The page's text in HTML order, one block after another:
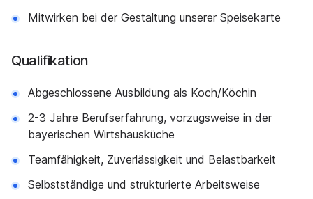
Mitwirken bei der Gestaltung unserer Speisekarte
Qualifikation
Abgeschlossene Ausbildung als Koch/Köchin
2-3 Jahre Berufserfahrung, vorzugsweise in der
bayerischen Wirtshausküche
Teamfähigkeit, Zuverlässigkeit und Belastbarkeit
Selbstständige und strukturierte Arbeitsweise